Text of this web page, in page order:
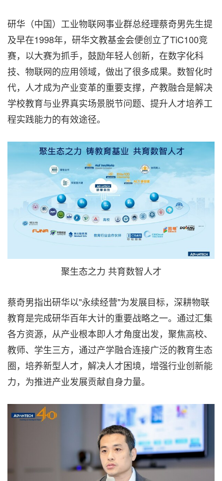
研华（中国）工业物联网事业群总经理蔡奇男先生提
及早在1998年，研华文教基金会便创立了TiC100竞
赛，以大赛为抓手，鼓励年轻人创新，在数字化科
技、物联网的应用领域，做出了很多成果。数智化时
代，人才成为产业变革的重要支撑，产教融合是解决
学校教育与业界真实场景脱节问题、提升人才培养工
程实践能力的有效途径。
聚生态之力 共育数智人才
蔡奇男指出研华以"永续经营"为发展目标，深耕物联
教育是完成研华百年大计的重要战略之一。通过汇集
各方资源，从产业根本即人才角度出发，聚焦高校、
教师、学生三方，通过产学融合连接广泛的教育生态
圈，培养新型人才，解决人才困境，增强行业创新能
力，为推进产业发展贡献自身力量。